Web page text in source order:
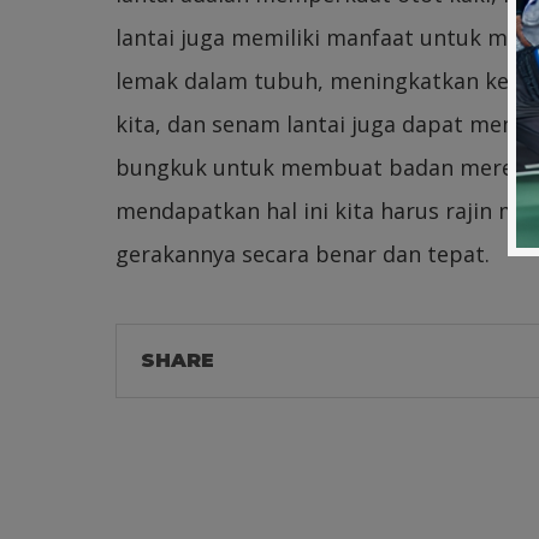
lantai juga memiliki manfaat untuk
lemak dalam tubuh, meningkatkan
kita, dan senam lantai juga dapat
bungkuk untuk membuat badan
mendapatkan hal ini kita harus rajin
gerakannya secara benar dan tepat.
SHARE